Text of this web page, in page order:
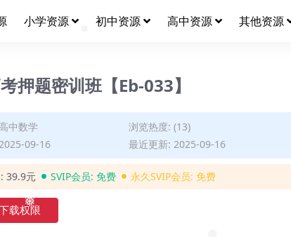
小学资源 初中资源 高中资源 其他资源
押题密训班【Eb-033】
高中数学
浏览热度: (13)
09-16
最近更新: 2025-09-16
39.9元 SVIP会员: 免费 永久SVIP会员: 免费
载权限